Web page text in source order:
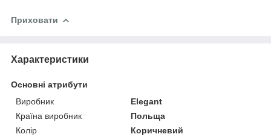
Приховати
Характеристики
Основні атрибути
Виробник
Elegant
Країна виробник
Польща
Колір
Коричневий